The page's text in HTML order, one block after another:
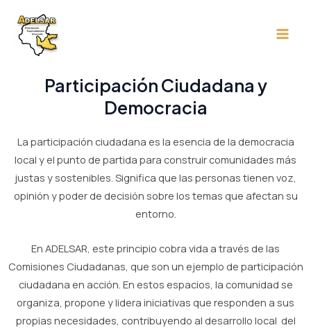
contenido
Participación Ciudadana y
Democracia
La participación ciudadana es la esencia de la democracia
local y el punto de partida para construir comunidades más
justas y sostenibles. Significa que las personas tienen voz,
opinión y poder de decisión sobre los temas que afectan su
entorno.
En ADELSAR, este principio cobra vida a través de las
Comisiones Ciudadanas, que son un ejemplo de participación
ciudadana en acción. En estos espacios, la comunidad se
organiza, propone y lidera iniciativas que responden a sus
propias necesidades, contribuyendo al desarrollo local del